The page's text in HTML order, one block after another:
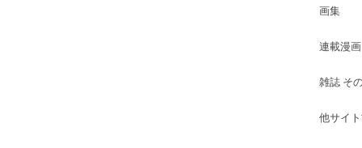
画集
連載漫画
雑誌 そ
他サイ